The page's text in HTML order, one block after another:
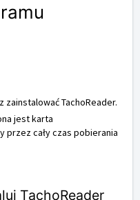
TachoReader.
jest karta
przez cały czas pobierania
TachoReader